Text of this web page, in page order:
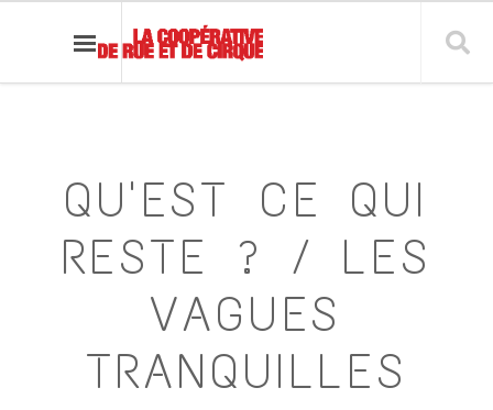
QU'EST CE QUI
RESTE ? / LES
VAGUES
TRANQUILLES